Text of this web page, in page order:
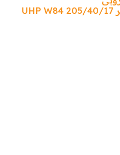
إطار تيجر 205/40/17 UHP W84